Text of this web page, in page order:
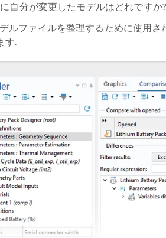
自分が変更したモデルはどれですか?
ルファイルを整理するために使用さ
す.